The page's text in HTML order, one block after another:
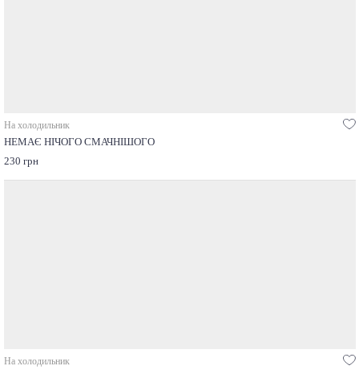
На холодильник
НЕМАЄ НІЧОГО СМАЧНІШОГО
230 грн
На холодильник